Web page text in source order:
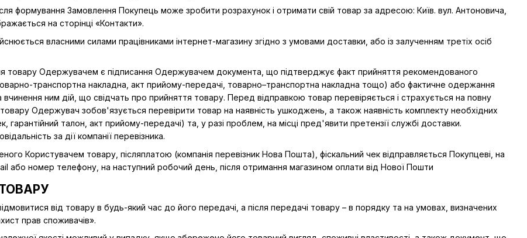
формування Замовлення Покупець може зробити розрахунок і отримати свій товар за адресою: Київ. вул. Антоновича,
на сторінці «Контакти».
власними силами працівниками інтернет-магазину згідно з умовами доставки, або із залученням третіх осіб
товару Одержувачем є підписання Одержувачем документа, що підтверджує факт прийняття рекомендованого
транспортна накладна, акт прийому-передачі, товарно–транспортна накладна тощо) або фактичне одержання
ним дій, що свідчать про прийняття товару. Перед відправкою товар перевіряється і страхується на повну
Одержувач зобов'язується перевірити товар на наявність ушкоджень, а також наявність комплекту необхідних
гарантійний талон, акт прийому-передачі) та, у разі проблем, на місці пред'явити претензії службі доставки.
за дії компанії перевізника.
Користувачем товару, післяплатою (компанія перевізник Нова Пошта), фіскальний чек відправляється Покупцеві, на
або номер телефону, на наступний робочий день, після отримання магазином оплати від Нової Пошти
від товару в будь-який час до його передачі, а після передачі товару – в порядку та на умовах, визначених
прав споживачів».